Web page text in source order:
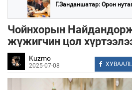
Г.Занданшатар: Орон
Чойнхорын
жүжигчин цол
Kuzmo
2025-07-08